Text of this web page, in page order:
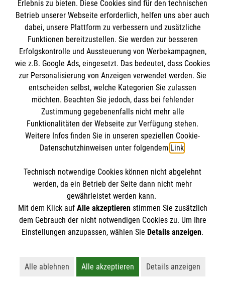
Informationen
Impressum
Datenschutz
Kontakt
Barrierefreiheit
Die Malteser
Malteser in Deutschland
Malteserorden
Sharepoint
Spendenkonto
Bank: Pax-Bank eG
IBAN: DE95 3706 0120 1201 2005 19
BIC: GENODED1PA7
So finden Sie uns
Malteser Hilfsdienst e.V. / gemeinnützige GmbH
Regional- und Landesgeschäftsstelle
81673 München
Der Malteser Hilfsdienst e.V. ist als eingetragene
Gewerbesteuer befreit.
Erlebnis zu bieten. Diese Cookies sind für den technischen
Betrieb unserer Webseite erforderlich, helfen uns aber auch
dabei, unsere Plattform zu verbessern und zusätzliche
Funktionen bereitzustellen. Sie werden zur besseren
Erfolgskontrolle und Aussteuerung von Werbekampagnen,
wie z.B. Google Ads, eingesetzt. Das bedeutet, dass Cookies
zur Personalisierung von Anzeigen verwendet werden. Sie
entscheiden selbst, welche Kategorien Sie zulassen
möchten. Beachten Sie jedoch, dass bei fehlender
Zustimmung gegebenenfalls nicht mehr alle
Funktionalitäten der Webseite zur Verfügung stehen.
Weitere Infos finden Sie in unseren speziellen Cookie-
Datenschutzhinweisen unter folgendem Link.
Technisch notwendige Cookies können nicht abgelehnt
werden, da ein Betrieb der Seite dann nicht mehr
gewährleistet werden kann.
Mit dem Klick auf Alle akzeptierenstimmen Sie zusätzlich
dem Gebrauch der nicht notwendigen Cookies zu. Um Ihre
Einstellungen anzupassen, wählen Sie Details anzeigen.
Alle ablehnen
Lehnt alle nicht-essentiellen Cookies ab
Alle akzeptieren
Akzeptiert alle Cookies
Details anzeigen